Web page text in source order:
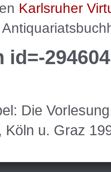
Karlsruher
id=-
Die
Köln u. Graz